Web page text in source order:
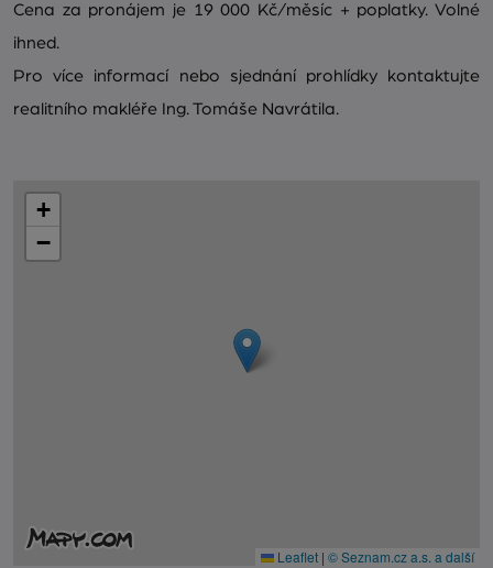
Cena za pronájem je 19 000 Kč/měsíc + poplatky. Volné
ihned.
Pro více informací nebo sjednání prohlídky kontaktujte
realitního makléře Ing. Tomáše Navrátila.
+
−
Leaflet | © Seznam.cz a.s. a další